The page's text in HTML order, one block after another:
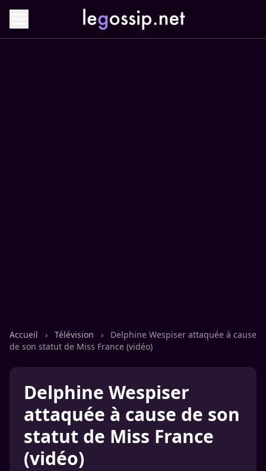
Accueil › Télévision ›
Delphine Wespiser attaquée à cause
de son statut de Miss France (vidéo)
Delphine Wespiser
attaquée à cause de son
statut de Miss France
(vidéo)